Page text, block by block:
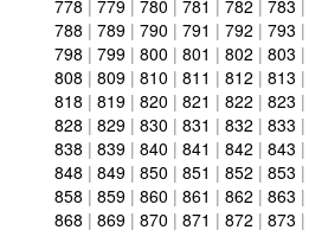
778 | 779 | 780 | 781 | 782 | 783 |
788 | 789 | 790 | 791 | 792 | 793 |
798 | 799 | 800 | 801 | 802 | 803 |
808 | 809 | 810 | 811 | 812 | 813 |
818 | 819 | 820 | 821 | 822 | 823 |
828 | 829 | 830 | 831 | 832 | 833 |
838 | 839 | 840 | 841 | 842 | 843 |
848 | 849 | 850 | 851 | 852 | 853 |
858 | 859 | 860 | 861 | 862 | 863 |
868 | 869 | 870 | 871 | 872 | 873 |